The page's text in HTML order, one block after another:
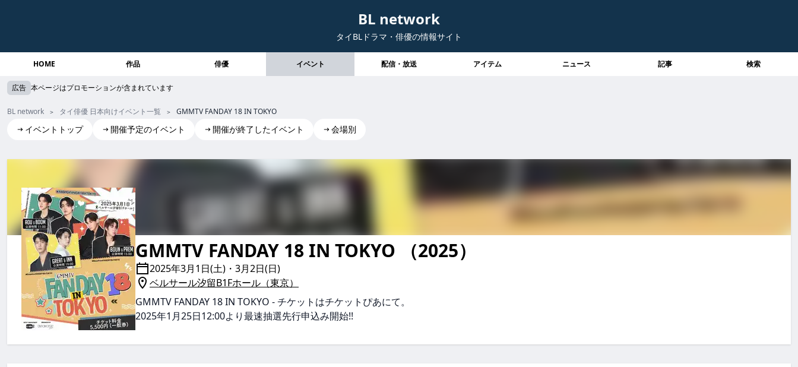
BL network
タイBLドラマ・俳優の情報サイト
HOME 作品 俳優 イベント 配信・放送 アイテム ニュース 記事 検索
広告 本ページはプロモーションが含まれています
BL network タイ俳優 日本向けイベント一覧 GMMTV FANDAY 18 IN TOKYO
イベントトップ 開催予定のイベント 開催が終了したイベント 会場別
GMMTV FANDAY 18 IN TOKYO
GMMTV FANDAY 18 IN TOKYO （2025）
2025年3月1日(土)・3月2日(日)
ベルサール汐留B1Fホール（東京）
GMMTV FANDAY 18 IN TOKYO - チケットはチケットぴあにて。
2025年1月25日12:00より最速抽選先行申込み開始!!
gmmtv fanday 18 in tokyo GMMTVFANDAY18INTOKYO gmmtvfanday18intokyo